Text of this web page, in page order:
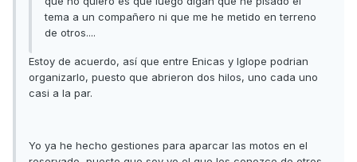
tema a un compañero ni que me he metido en terreno
de otros....
Estoy de acuerdo, así que entre Enicas y Iglope podrian
organizarlo, puesto que abrieron dos hilos, uno cada uno
casi a la par.
Yo ya he hecho gestiones para aparcar las motos en el